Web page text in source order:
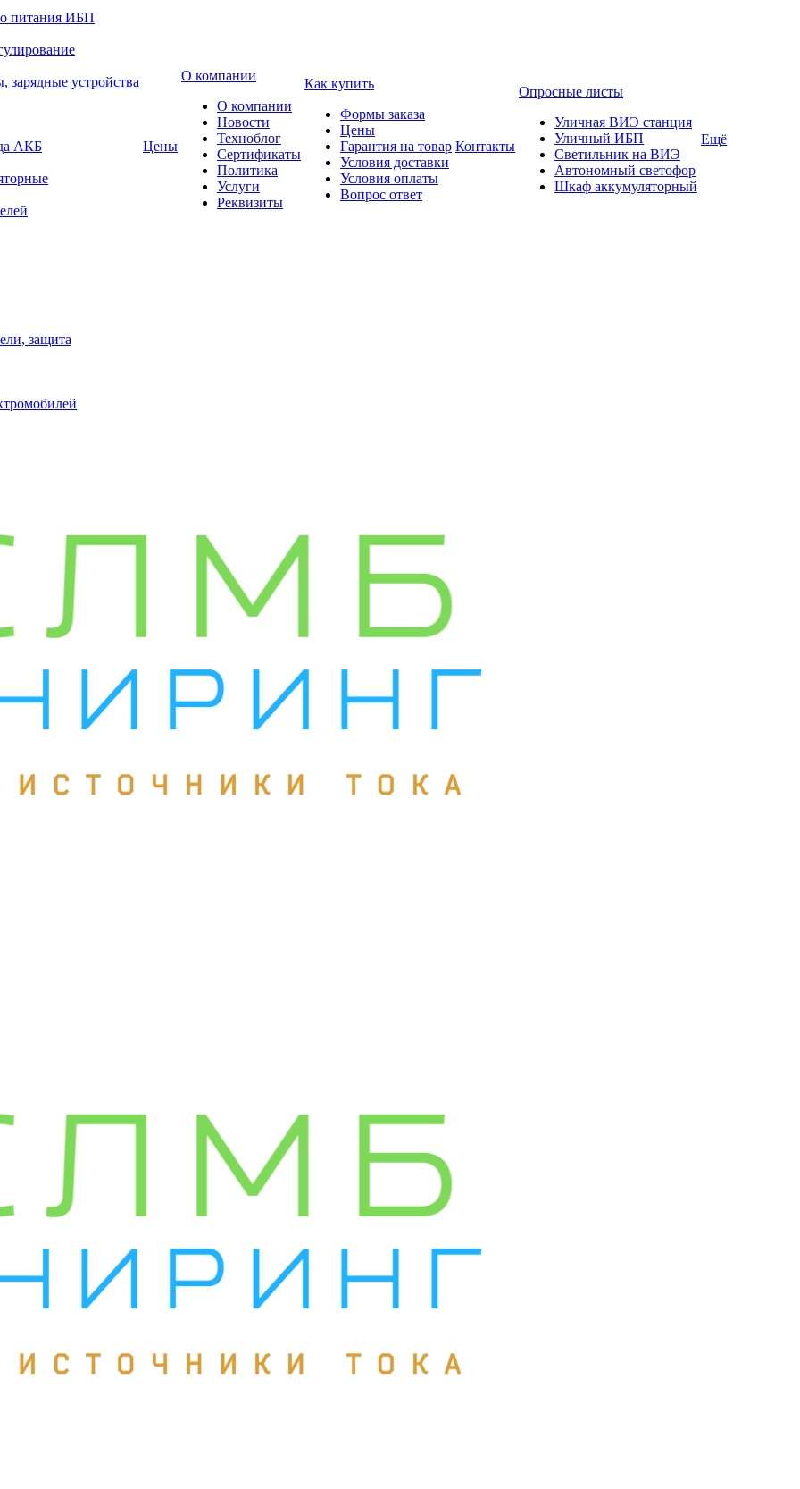
питания ИБП
зарядные устройства
АКБ
защита
Цены
О компании
О компании
Новости
Техноблог
Сертификаты
Политика
Услуги
Реквизиты
Как купить
Формы заказа
Цены
Гарантия на товар
Условия доставки
Условия оплаты
Вопрос ответ
Контакты
Опросные листы
Уличная ВИЭ станция
Уличный ИБП
Светильник на ВИЭ
Автономный светофор
Шкаф аккумуляторный
Ещё